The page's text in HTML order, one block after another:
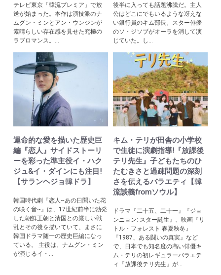
テレビ東京「韓流プレミア」で放
送が始まった。本作は演技派のナ
ムグン・ミンとアン・ウンジンが
素晴らしい存在感を見せた究極の
ラブロマンス。...
後半に入っても話題沸騰だ。主人
公はどこにでもいるような冴えな
い銀行員のキム部長。スター俳優
のソ・ジソブがオーラを消して演
じていた。し...
運命的な愛を描いた歴史巨
編『恋人』サイドストーリ
ーを彩った準主役イ・ハク
ジュ&イ・ダインにも注目!
【サランヘジョ韓ドラ】
韓国時代劇『恋人~あの日聞いた花
の咲く音~』は、17世紀前半に勃発
した朝鮮王朝と清国との厳しい戦
乱とその後を描いていて、まさに
韓国ドラマ随一の歴史巨編になっ
ている。 主役は、ナムグン・ミン
が演じるイ・...
キム・テリが田舎の小学校
で生徒に演劇指導!『放課後
テリ先生』子どもたちのひ
たむきさと過疎問題の深刻
さを伝えるバラエティ【韓
流談義fromソウル】
ドラマ『二十五、二十一』『ジョ
ンニョン: スター誕生』、映画『リ
トル・フォレスト 春夏秋冬』
『1987、ある闘いの真実』など
で、日本でも知名度の高い俳優キ
ム・テリの初レギュラーバラエテ
ィ『放課後テリ先生』が...